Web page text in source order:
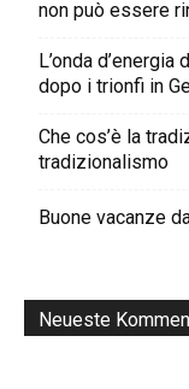
non può essere
L’onda
dopo i trionfi in
Che cos’è la
tradizionalismo
Buone vacanze
Neueste